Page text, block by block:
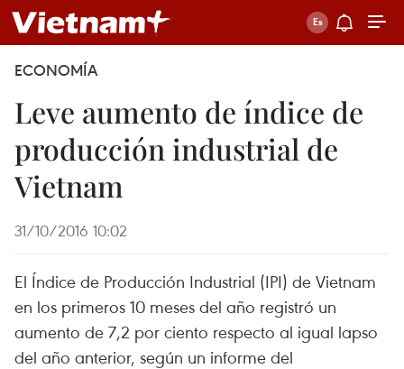
ECONOMÍA
Leve aumento de índice de
producción industrial de
Vietnam
31/10/2016 10:02
El Índice de Producción Industrial (IPI) de Vietnam
en los primeros 10 meses del año registró un
aumento de 7,2 por ciento respecto al igual lapso
del año anterior, según un informe del